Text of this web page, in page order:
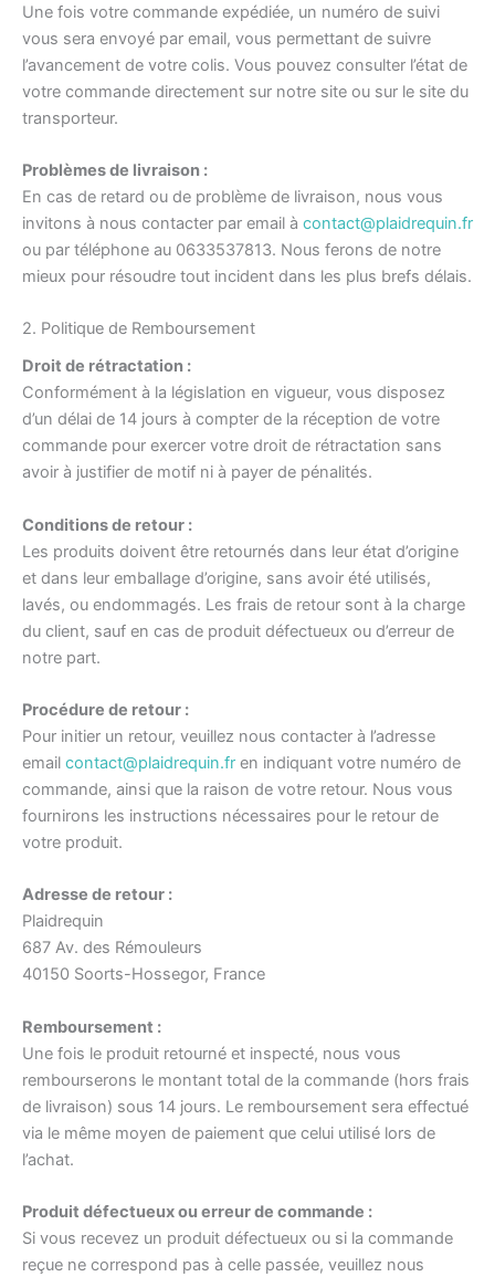
Une fois votre commande expédiée, un numéro de suivi
vous sera envoyé par email, vous permettant de suivre
l’avancement de votre colis. Vous pouvez consulter l’état de
votre commande directement sur notre site ou sur le site du
transporteur.
Problèmes de livraison :
En cas de retard ou de problème de livraison, nous vous
invitons à nous contacter par email à contact@plaidrequin.fr
ou par téléphone au 0633537813. Nous ferons de notre
mieux pour résoudre tout incident dans les plus brefs délais.
2. Politique de Remboursement
Droit de rétractation :
Conformément à la législation en vigueur, vous disposez
d’un délai de 14 jours à compter de la réception de votre
commande pour exercer votre droit de rétractation sans
avoir à justifier de motif ni à payer de pénalités.
Conditions de retour :
Les produits doivent être retournés dans leur état d’origine
et dans leur emballage d’origine, sans avoir été utilisés,
lavés, ou endommagés. Les frais de retour sont à la charge
du client, sauf en cas de produit défectueux ou d’erreur de
notre part.
Procédure de retour :
Pour initier un retour, veuillez nous contacter à l’adresse
email contact@plaidrequin.fr en indiquant votre numéro de
commande, ainsi que la raison de votre retour. Nous vous
fournirons les instructions nécessaires pour le retour de
votre produit.
Adresse de retour :
Plaidrequin
687 Av. des Rémouleurs
40150 Soorts-Hossegor, France
Remboursement :
Une fois le produit retourné et inspecté, nous vous
rembourserons le montant total de la commande (hors frais
de livraison) sous 14 jours. Le remboursement sera effectué
via le même moyen de paiement que celui utilisé lors de
l’achat.
Produit défectueux ou erreur de commande :
Si vous recevez un produit défectueux ou si la commande
reçue ne correspond pas à celle passée, veuillez nous